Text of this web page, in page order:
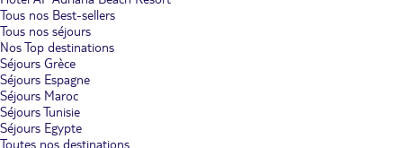
Tous nos Best-sellers
Tous nos séjours
Nos Top destinations
Séjours Grèce
Séjours Espagne
Séjours Maroc
Séjours Tunisie
Séjours Egypte
Toutes nos destinations